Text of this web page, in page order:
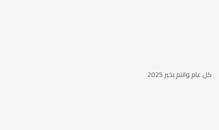
كل عام وانتم بخير 2025